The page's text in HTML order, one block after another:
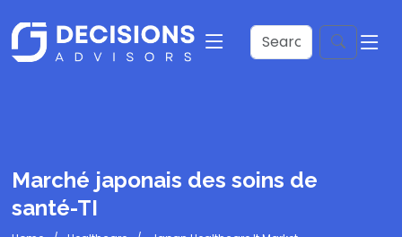
Marché japonais des soins de
santé-TI